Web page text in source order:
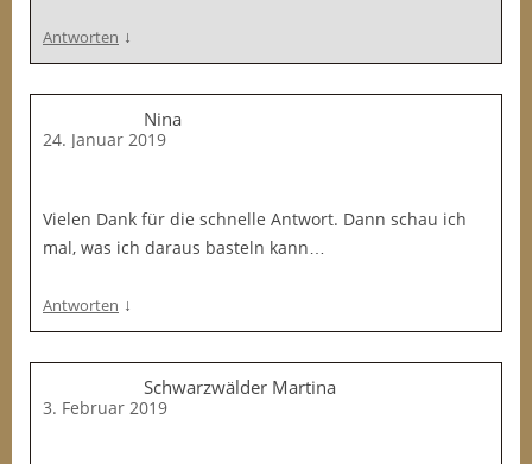
Antworten ↓
Nina
24. Januar 2019
Vielen Dank für die schnelle Antwort. Dann schau ich
mal, was ich daraus basteln kann…
Antworten ↓
Schwarzwälder Martina
3. Februar 2019